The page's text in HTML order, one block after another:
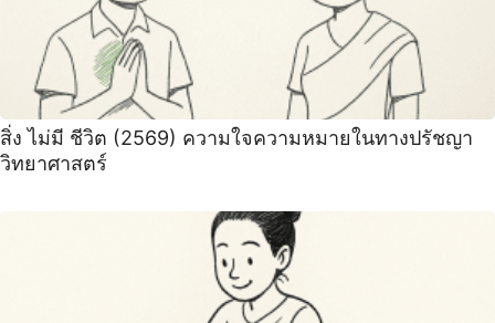
สิ่ง ไม่มี ชีวิต (2569) ความใจความหมายในทางปรัชญา
วิทยาศาสตร์